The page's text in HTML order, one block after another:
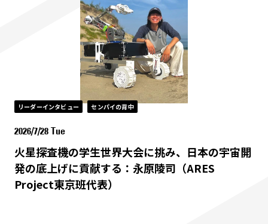
リーダーインタビュー センパイの背中
2026/7/28 Tue
火星探査機の学生世界大会に挑み、日本の宇宙開
発の底上げに貢献する：永原陵司（ARES
Project東京班代表）